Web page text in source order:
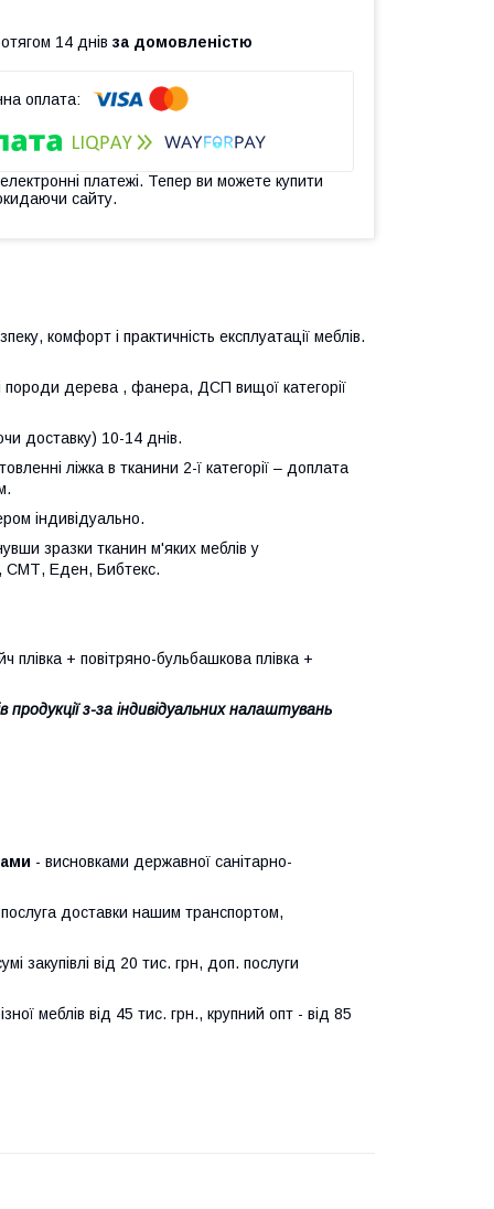
14 днів за домовленістю
платежі. Тепер ви можете купити
сайту.
комфорт і практичність експлуатації меблів.
породи дерева , фанера, ДСП вищої категорії
доставку) 10-14 днів.
ліжка в тканини 2-ї категорії – доплата
індивідуально.
зразки тканин м'яких меблів у
СМТ, Еден, Бибтекс.
плівка + повітряно-бульбашкова плівка +
з-за індивідуальних налаштувань
- висновками державної санітарно-
доставки нашим транспортом,
закупівлі від 20 тис. грн, доп. послуги
меблів від 45 тис. грн., крупний опт - від 85